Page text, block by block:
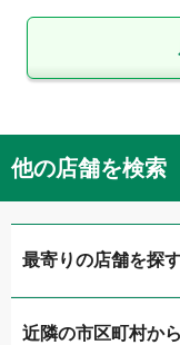
他の店舗を検索
最寄りの店舗を探
ガリバーアウトレ
近隣の市区町村か